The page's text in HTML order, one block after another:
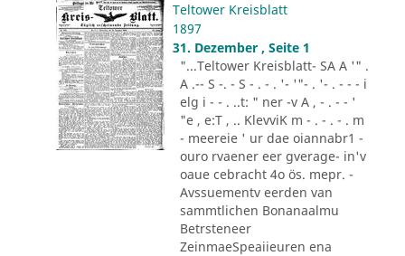
Teltower Kreisblatt
1897
31. Dezember , Seite 1
"...Teltower Kreisblatt- SA A '" .
A .-- S -. - S - . - . '- '"- . '- . - - - i
elg i - - . ..t: " ner -v A , - . - - '
"e , e:T , .. KlevviK m - . - . - . m
- meereie ' ur dae oiannabr1 -
ouro rvaener eer gverage- in'v
oaue cebracht 4o ös. mepr. -
Avssuementv eerden van
sammtlichen Bonanaalmu
Betrsteneer
ZeinmaeSpeaiieuren ena